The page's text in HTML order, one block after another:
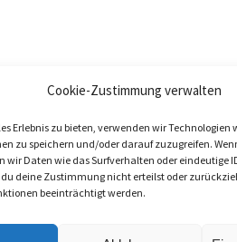
Cookie-Zustimmung verwalten
Erlebnis zu bieten, verwenden wir Technologien
zu speichern und/oder darauf zuzugreifen.
wir Daten wie das Surfverhalten oder eindeutige
deine Zustimmung nicht erteilst oder
beeinträchtigt werden.
Kompletten Kalender